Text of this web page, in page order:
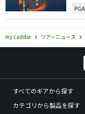
my caddie ツアーニュース
すべてのギアから探す
カテゴリから製品を探す